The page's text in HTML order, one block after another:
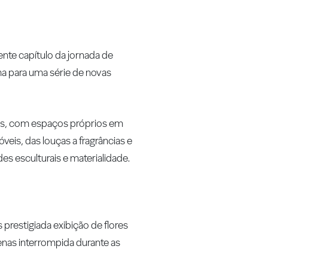
capítulo da jornada de
para uma série de novas
com espaços próprios em
das louças a fragrâncias e
esculturais e materialidade.
prestigiada exibição de flores
interrompida durante as